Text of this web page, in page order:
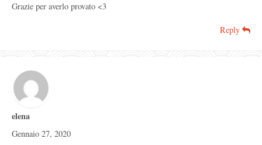
Grazie per averlo provato <3
Reply
elena
Gennaio 27, 2020